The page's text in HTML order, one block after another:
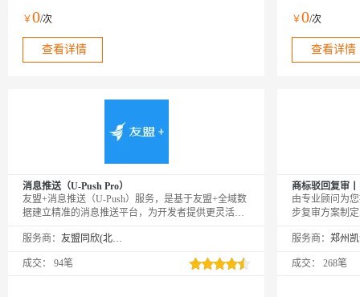
份证二要素-身份证二要素-身份证实名认证-身份实名
认证-身份实名认证-身份证实名认证-身份实名认证-身
份实名认证-身份证二要素-...
￥0/次
查看详情
流查询-快递
询-物流查询-
查询-物流查询-
￥0/次
查看详情
消息推送（U-Push Pro）
友盟+消息推送（U-Push）服务，是基于友盟+全域数
据建立精准的消息推送平台，为开发者提供更灵活、
性，提高App活跃度。PS：购买成功后，需要在友盟
活才可以正常使用。
服务商： 友盟同欣(北京)科技有限公司
成交： 94笔
商标驳回复审
由专业顾问为
步复审方案制
顾问的引导下
服务商：
成交： 268笔